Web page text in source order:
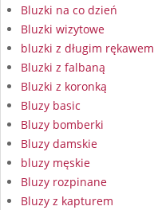
Bluzki na co dzień
Bluzki wizytowe
bluzki z długim rękawem
Bluzki z falbaną
Bluzki z koronką
Bluzy basic
Bluzy bomberki
Bluzy damskie
bluzy męskie
Bluzy rozpinane
Bluzy z kapturem